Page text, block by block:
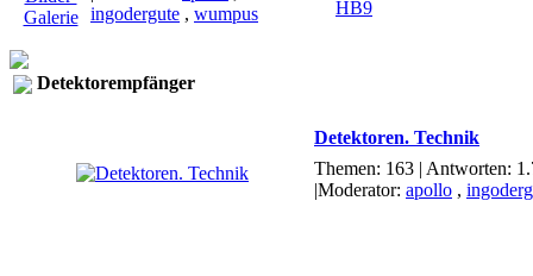
ingodergute , wumpus
HB9
Detektorempfänger
Detektoren. Technik
Themen: 163 | Antworten:
|Moderator: apollo ,